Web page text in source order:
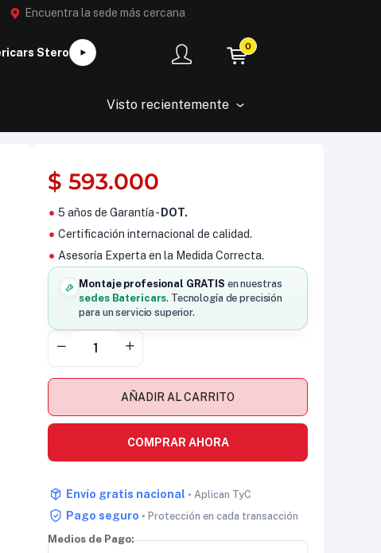
Encuentra la sede más cercana
Stero 0
Visto recientemente
$ 593.000
5 años de Garantía - DOT.
Certificación internacional de calidad.
Asesoría Experta en la Medida Correcta.
Montaje profesional GRATIS en nuestras
sedes Batericars. Tecnología de precisión
para un servicio superior.
AÑADIR AL CARRITO
COMPRAR AHORA
Envío gratis nacional • Aplican TyC
Pago seguro • Protección en cada transacción
Medios de Pago: